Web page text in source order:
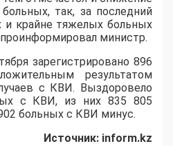
так, за последний
и крайне тяжелых больных
министр.
зарегистрировано 896
результатом
с КВИ. Выздоровело
с КВИ, из них 835 805
больных с КВИ минус.
Источник: inform.kz